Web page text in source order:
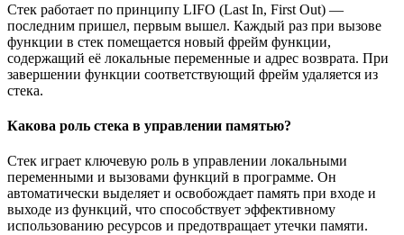
Стек работает по принципу LIFO (Last In, First Out) —
последним пришел, первым вышел. Каждый раз при вызове
функции в стек помещается новый фрейм функции,
содержащий её локальные переменные и адрес возврата. При
завершении функции соответствующий фрейм удаляется из
стека.
Какова роль стека в управлении памятью?
Стек играет ключевую роль в управлении локальными
переменными и вызовами функций в программе. Он
автоматически выделяет и освобождает память при входе и
выходе из функций, что способствует эффективному
использованию ресурсов и предотвращает утечки памяти.